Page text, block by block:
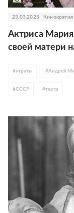
23.03.2025 Кинократия
Актриса Мария
своей матери
#утраты #Андрей
#СССР #театр